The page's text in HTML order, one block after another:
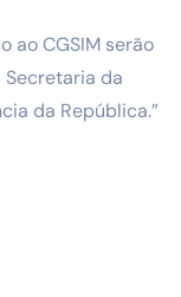
ao CGSIM serão
da
da República.”